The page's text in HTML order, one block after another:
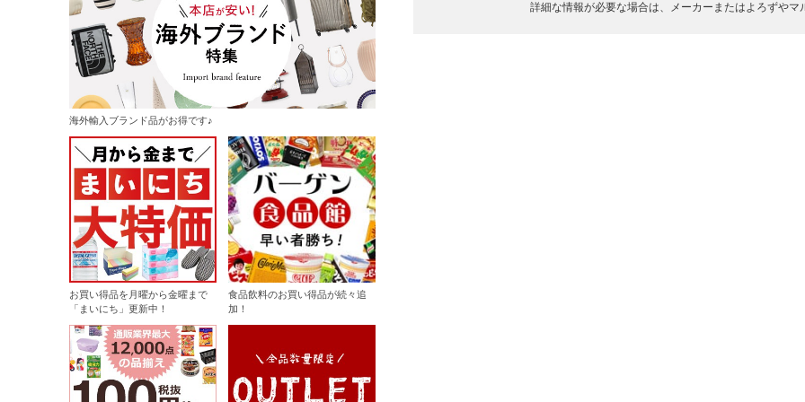
海外輸入ブランド品がお得です♪
お買い得品を月曜から金曜まで
「まいにち」更新中！
食品飲料のお買い得品が続々追
加！
詳細な情報が必要な場合は、メーカーまたはよろずやマ